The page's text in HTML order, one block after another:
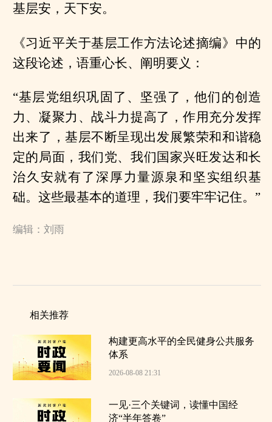
基层安，天下安。
《习近平关于基层工作方法论述摘编》中的
这段论述，语重心长、阐明要义：
“基层党组织巩固了、坚强了，他们的创造
力、凝聚力、战斗力提高了，作用充分发挥
出来了，基层不断呈现出发展繁荣和和谐稳
定的局面，我们党、我们国家兴旺发达和长
治久安就有了深厚力量源泉和坚实组织基
础。这些最基本的道理，我们要牢牢记住。”
编辑：刘雨
相关推荐
构建更高水平的全民健身公共服务
体系
2026-08-08 21:31
一见·三个关键词，读懂中国经
济“半年答卷”